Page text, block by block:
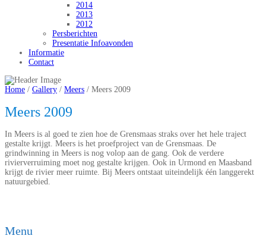
2014
2013
2012
Persberichten
Presentatie Infoavonden
Informatie
Contact
Home / Gallery / Meers / Meers 2009
Meers 2009
In Meers is al goed te zien hoe de Grensmaas straks over het hele traject
gestalte krijgt. Meers is het proefproject van de Grensmaas. De
grindwinning in Meers is nog volop aan de gang. Ook de verdere
rivierverruiming moet nog gestalte krijgen. Ook in Urmond en Maasband
krijgt de rivier meer ruimte. Bij Meers ontstaat uiteindelijk één langgerekt
natuurgebied.
Menu